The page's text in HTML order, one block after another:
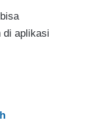
di aplikasi